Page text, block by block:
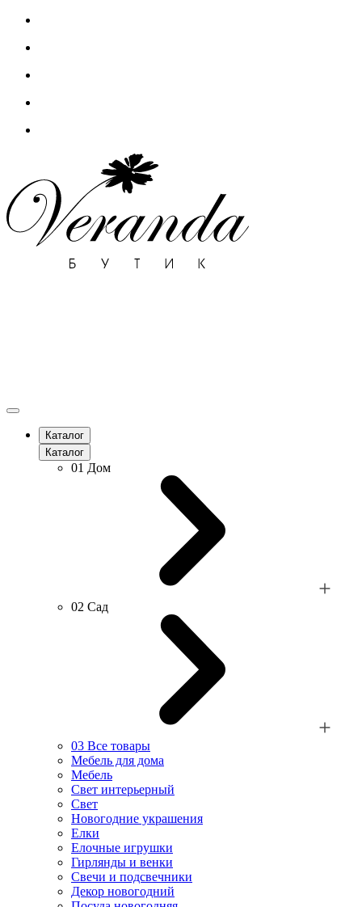
Каталог
Каталог
01 Дом
02 Сад
03 Все товары
Мебель для дома
Мебель
Свет интерьерный
Свет
Новогодние украшения
Елки
Елочные игрушки
Гирлянды и венки
Свечи и подсвечники
Декор новогодний